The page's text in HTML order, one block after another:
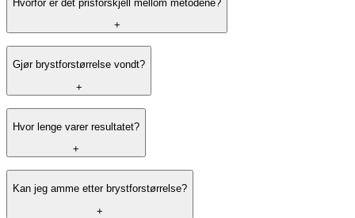
Hvorfor er det prisforskjell mellom metodene?
+
Gjør brystforstørrelse vondt?
+
Hvor lenge varer resultatet?
+
Kan jeg amme etter brystforstørrelse?
+